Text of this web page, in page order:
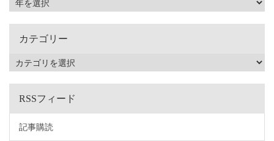
カテゴリー
RSSフィード
記事購読